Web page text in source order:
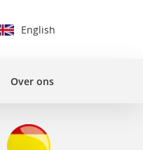
English
Over ons